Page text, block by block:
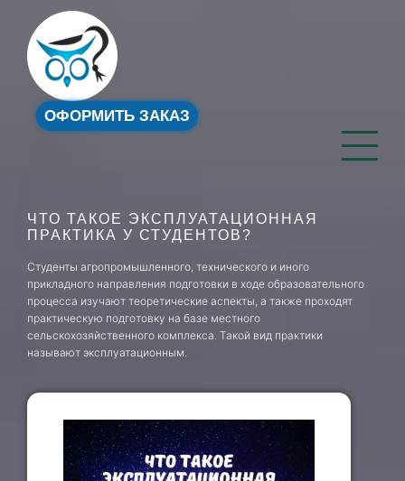
ОФОРМИТЬ ЗАКАЗ
ЧТО ТАКОЕ ЭКСПЛУАТАЦИОННАЯ
ПРАКТИКА У СТУДЕНТОВ?
Студенты агропромышленного, технического и иного
прикладного направления подготовки в ходе образовательного
процесса изучают теоретические аспекты, а также проходят
практическую подготовку на базе местного
сельскохозяйственного комплекса. Такой вид практики
называют эксплуатационным.